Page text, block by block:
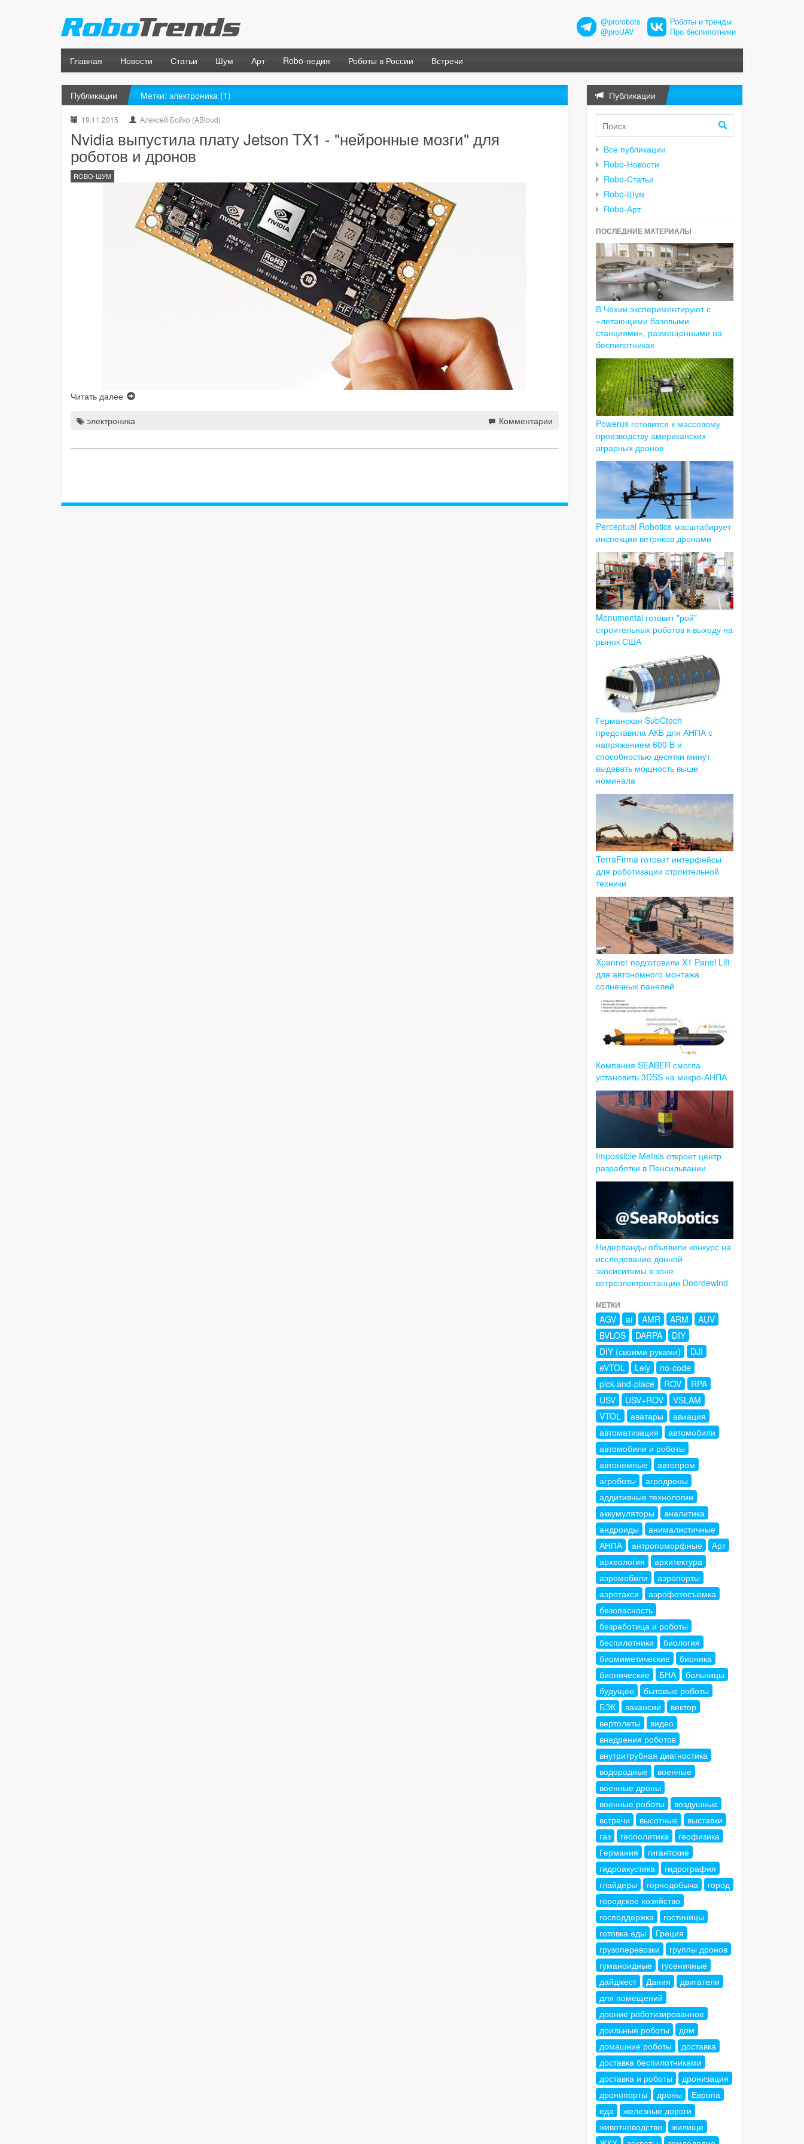
@prorobots
@proUAV
Роботы и тренды
Про беспилотники
Главная Новости Статьи Шум Арт Robo-педия Роботы в России Встречи
Публикации Метки: электроника (1)
19.11.2015 Алексей Бойко (ABloud)
Nvidia выпустила плату Jetson TX1 - "нейронные мозги" для
роботов и дронов
ROBO-ШУМ
Читать далее
электроника Комментарии
Публикации
Все публикации
Robo-Новости
Robo-Статьи
Robo-Шум
Robo-Арт
ПОСЛЕДНИЕ МАТЕРИАЛЫ
В Чехии экспериментируют с
«летающими базовыми
станциями», размещенными на
беспилотниках
Powerus готовится к массовому
производству американских
аграрных дронов
Perceptual Robotics масштабирует
инспекции ветряков дронами
Monumental готовит "рой"
строительных роботов к выходу на
рынок США
Германская SubCtech
представила АКБ для АНПА с
напряжением 600 В и
способностью десятки минут
выдавать мощность выше
номинала
TerraFirma готовит интерфейсы
для роботизации строительной
техники
Xpanner подготовили X1 Panel Lift
для автономного монтажа
солнечных панелей
Компания SEABER смогла
установить 3DSS на микро-АНПА
Impossible Metals откроет центр
разработки в Пенсильвании
Нидерланды объявили конкурс на
исследование донной
экосиситемы в зоне
ветроэлектростанции Doordewind
МЕТКИ
AGV ai AMR ARM
AUV
BVLOS
DARPA
DIY
DIY (своими руками)
DJI
eVTOL
Lely
no-code
pick-and-place
ROV
RPA
USV
USV+ROV
VSLAM
VTOL
аватары
авиация
автоматизация
автомобили
автомобили и роботы
автономные
автопром
агроботы
агродроны
аддитивные технологии
аккумуляторы
аналитика
андроиды
анималистичные
АНПА
антропоморфные
Арт
археология
архитектура
аэромобили
аэропорты
аэротакси
аэрофотосъемка
безопасность
безработица и роботы
беспилотники
биология
биомиметические
бионика
бионические
БНА
больницы
будущее
бытовые роботы
БЭК
вакансии
вектор
вертолеты
видео
внедрения роботов
внутритрубная диагностика
водородные
военные
военные дроны
военные роботы
воздушные
встречи
высотные
выставки
газ
геополитика
геофизика
Германия
гигантские
гидроакустика
гидрография
глайдеры
горнодобыча
город
городское хозяйство
господдержка
гостиницы
готовка еды
Греция
грузоперевозки
группы дронов
гуманоидные
гусеничные
дайджест
Дания
двигатели
для помещений
доение роботизированное
доильные роботы
дом
домашние роботы
доставка
доставка беспилотниками
доставка и роботы
дронизация
дронопорты
дроны
Европа
еда
железные дороги
животноводство
жилище